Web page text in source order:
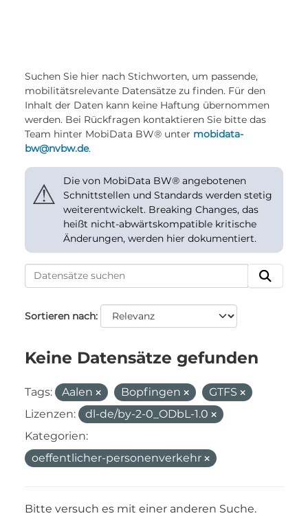
Suchen Sie hier nach Stichworten, um passende,
mobilitätsrelevante Datensätze zu finden. Für den
Inhalt der Daten kann keine Haftung übernommen
werden. Bei Rückfragen kontaktieren Sie bitte das
Team hinter MobiData BW® unter mobidata-
bw@nvbw.de.
⚠
Die von MobiData BW® angebotenen
Schnittstellen und Standards werden stetig
weiterentwickelt. Breaking Changes, das
heißt nicht-abwärtskompatible kritische
Änderungen, werden hier dokumentiert.
Sortieren nach
Keine Datensätze gefunden
Tags: Aalen Bopfingen
GTFS
Lizenzen:
dl-de/by-2-0_ODbL-1.0
Kategorien:
oeffentlicher-personenverkehr
Bitte versuch es mit einer anderen Suche.